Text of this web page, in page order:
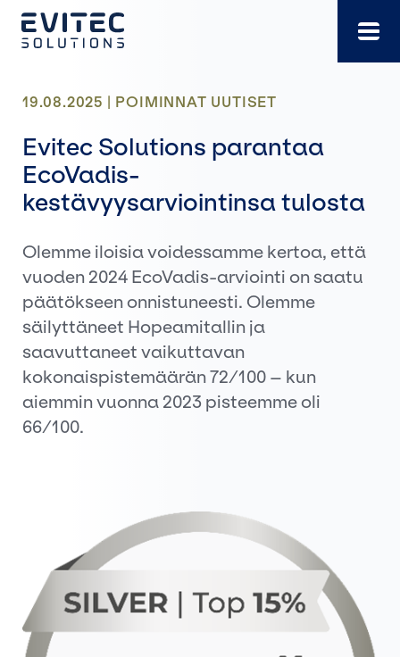
19.08.2025 | POIMINNAT UUTISET
Evitec Solutions parantaa
EcoVadis-
kestävyysarviointinsa tulosta
Olemme iloisia voidessamme kertoa, että
vuoden 2024 EcoVadis-arviointi on saatu
päätökseen onnistuneesti. Olemme
säilyttäneet Hopeamitallin ja
saavuttaneet vaikuttavan
kokonaispistemäärän 72/100 – kun
aiemmin vuonna 2023 pisteemme oli
66/100.